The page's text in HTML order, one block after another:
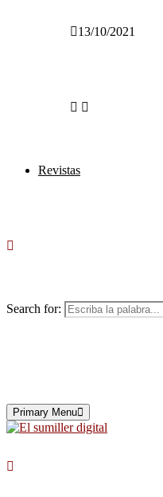
13/10/2021
Revistas
Search for:
Primary Menu